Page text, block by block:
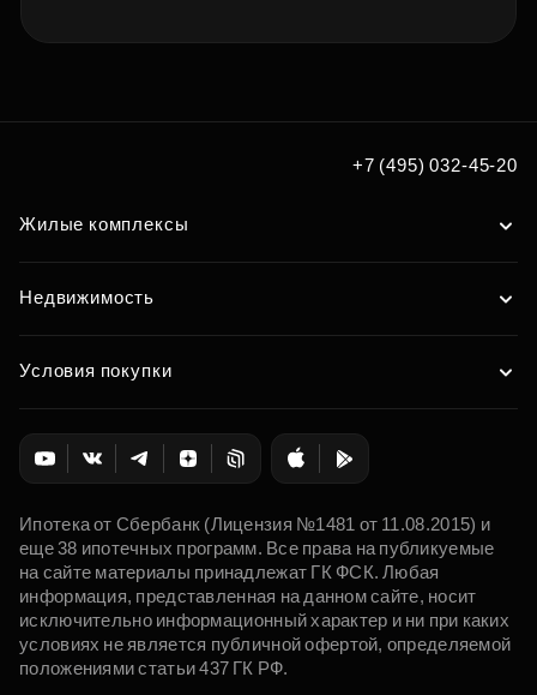
+7 (495) 032-45-20
Жилые комплексы
Недвижимость
Условия покупки
Ипотека от Сбербанк (Лицензия №1481 от 11.08.2015) и
еще 38 ипотечных программ. Все права на публикуемые
на сайте материалы принадлежат ГК ФСК. Любая
информация, представленная на данном сайте, носит
исключительно информационный характер и ни при каких
условиях не является публичной офертой, определяемой
положениями статьи 437 ГК РФ.